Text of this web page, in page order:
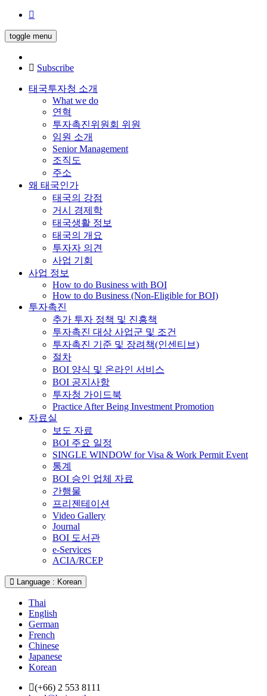
toggle menu
Subscribe
태국투자청 소개
What we do
연혁
투자촉진위원회 위원
임원 소개
Senior Management
조직도
주소
왜 태국인가
태국의 강점
거시 경제학
태국생활 정보
태국의 개요
투자자 의견
사업 기회
사업 정보
How to do Business with BOI
How to do Business (Non-Eligible for BOI)
투자촉진
추가 투자 정책 및 진흥책
투자촉진 대상 사업군 및 조건
투자촉진 기준 및 장려책(인센티브)
절차
BOI 양식 및 온라인 서비스
BOI 공지사항
투자청 가이드북
Practice After Being Investment Promotion
자료실
보도 자료
BOI 주요 일정
SINGLE WINDOW for Visa & Work Permit Event
통계
BOI 승인 업체 자료
간행물
프리젠테이션
Video Gallery
Journal
BOI 도서관
e-Services
ACIA/RCEP
Language : Korean
Thai
English
German
French
Chinese
Japanese
Korean
(+66) 2 553 8111